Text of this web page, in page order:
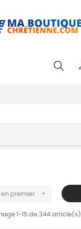
en premier 
1-15 de 344 article(s)